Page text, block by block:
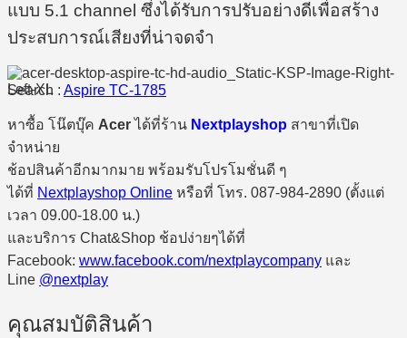
แบบ 5.1 channel ซึ่งได้รับการปรับอย่างดีเพื่อสร้าง
ประสบการณ์เสียงที่น่าจดจำ
Search : Aspire TC-1785
หาซื้อ โน๊ตบุ๊ค Acer ได้ที่ร้าน Nextplayshop สาขาที่เปิด
จำหน่าย
ช้อปสินค้าอีกมากมาย พร้อมรับโปรโมชั่นดี ๆ
ได้ที่ Nextplayshop Online หรือที่ โทร. 087-984-2890 (ตั้งแต่
เวลา 09.00-18.00 น.)
และบริการ Chat&Shop ช้อปง่ายๆได้ที่
Facebook: www.facebook.com/nextplaycompany และ
Line @nextplay
คุณสมบัติสินค้า